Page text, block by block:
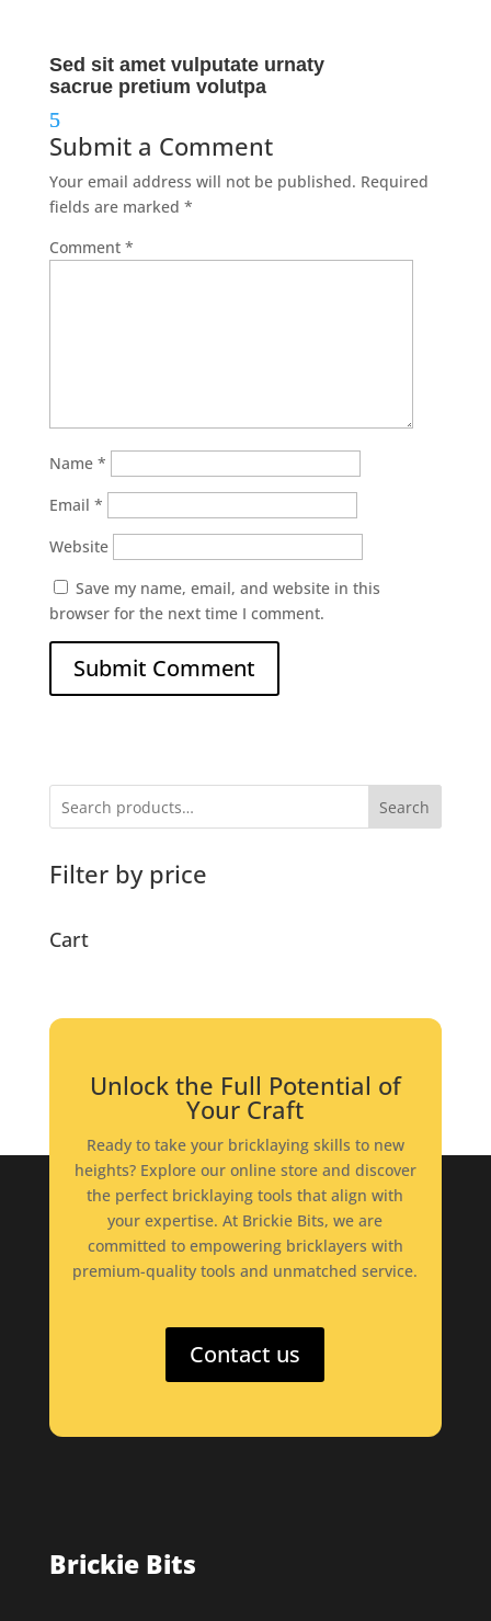
Sed sit amet vulputate urnaty
sacrue pretium volutpa
Submit a Comment
Your email address will not be published. Required
fields are marked *
Comment *
Name *
Email *
Website
Save my name, email, and website in this
browser for the next time I comment.
Search
Filter by price
Cart
Unlock the Full Potential of
Your Craft
Ready to take your bricklaying skills to new
heights? Explore our online store and discover
the perfect bricklaying tools that align with
your expertise. At Brickie Bits, we are
committed to empowering bricklayers with
premium-quality tools and unmatched service.
Contact us
Brickie Bits